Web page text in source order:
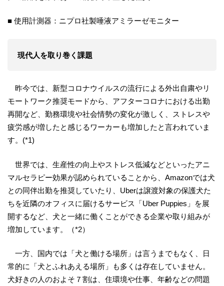
■ 使用計測器：ニプロ社製唾液アミラーゼモニター
現代人を取り巻く課題
昨今では、新型コロナウイルスの流行による外出自粛やリ
モートワーク推奨モードから、アフターコロナにおける出勤
再開など、勤務環境や社会情勢の変化が激しく、ストレスや
疲労感が増したと感じるワーカーも増加したと言われていま
す。(*1)
世界では、生産性の向上やストレス低減などといったアニ
マルセラピー効果が認められていることから、Amazonでは犬
との同伴出勤を推奨していたり、Uberは譲渡対象の保護犬た
ちを近隣のオフィスに届けるサービス「Uber Puppies」を展
開するなど、犬と一緒に働くことができる企業や取り組みが
増加しています。（*2）
一方、国内では「犬と働ける場所」は言うまでもなく、日
常的に「犬とふれあえる場所」も多くは存在していません。
犬好きの人のおよそ７割は、住環境や仕事、年齢などの問題